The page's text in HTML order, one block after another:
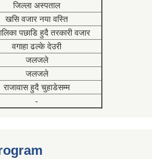
जिल्ला अस्पताल
खसि वजार नया वस्ति
पछाडि हुदै तरकारी वजार
वगाहा ढल्के देउरी
जलजले
जलजले
राजावास हुदै चुहाडेसम्म
-